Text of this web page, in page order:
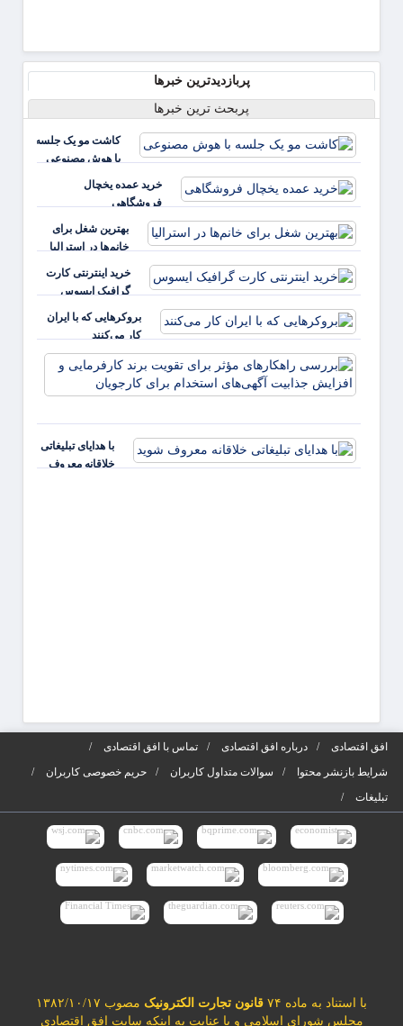
پربازدیدترین خبرها
پربحث ترین خبرها
کاشت مو یک جلسه
با هوش مصنوعی
خرید عمده یخچال
فروشگاهی
بهترین شغل برای
خانم‌ها در استرالیا
خرید اینترنتی کارت
گرافیک ایسوس
بروکرهایی‌ که با ایران
کار می‌کنند
با هدایای تبلیغاتی
خلاقانه معروف
افق اقتصادی درباره افق اقتصادی
تماس با افق اقتصادی
شرایط بازنشر محتوا
سوالات متداول کاربران
حریم خصوصی کاربران
تبلیغات
با استناد به ماده ۷۴ قانون تجارت الکترونیک
مصوب ۱۳۸۲/۱۰/۱۷
مجلس شورای اسلامی و با عنایت به اینکه سایت افق اقتصادی